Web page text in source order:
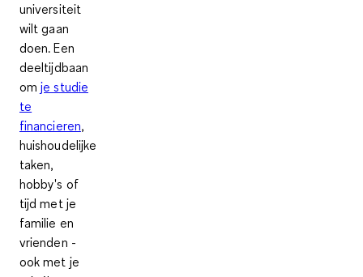
universiteit
wilt gaan
doen. Een
deeltijdbaan
omje studie
te
financieren,
huishoudelijke
taken,
hobby's of
tijd met je
familie en
vrienden -
ookmet je